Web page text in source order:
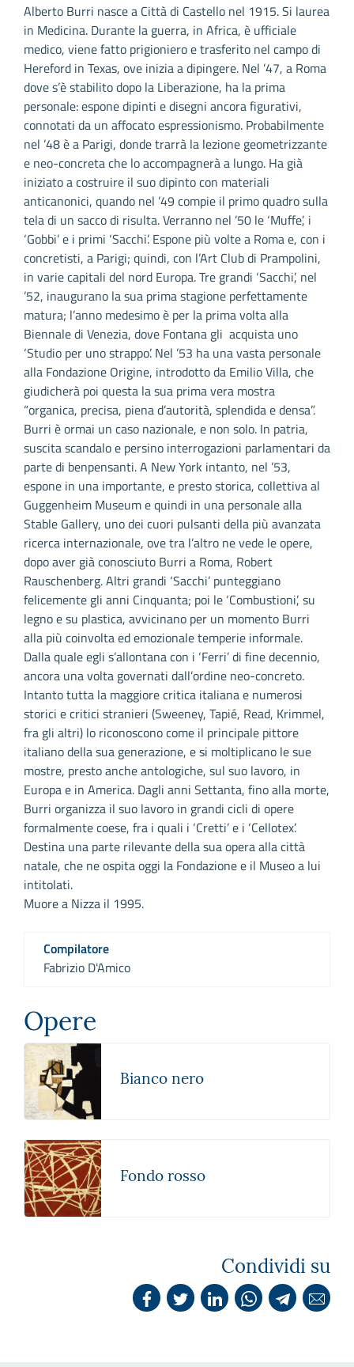
Alberto Burri nasce a Città di Castello nel 1915. Si laurea
in Medicina. Durante la guerra, in Africa, è ufficiale
medico, viene fatto prigioniero e trasferito nel campo di
Hereford in Texas, ove inizia a dipingere. Nel ’47, a Roma
dove s’è stabilito dopo la Liberazione, ha la prima
personale: espone dipinti e disegni ancora figurativi,
connotati da un affocato espressionismo. Probabilmente
nel ’48 è a Parigi, donde trarrà la lezione geometrizzante
e neo-concreta che lo accompagnerà a lungo. Ha già
iniziato a costruire il suo dipinto con materiali
anticanonici, quando nel ’49 compie il primo quadro sulla
tela di un sacco di risulta. Verranno nel ’50 le ‘Muffe’, i
‘Gobbi’ e i primi ‘Sacchi’. Espone più volte a Roma e, con i
concretisti, a Parigi; quindi, con l’Art Club di Prampolini,
in varie capitali del nord Europa. Tre grandi ‘Sacchi’, nel
’52, inaugurano la sua prima stagione perfettamente
matura; l’anno medesimo è per la prima volta alla
Biennale di Venezia, dove Fontana gli acquista uno
‘Studio per uno strappo’. Nel ’53 ha una vasta personale
alla Fondazione Origine, introdotto da Emilio Villa, che
giudicherà poi questa la sua prima vera mostra
“organica, precisa, piena d’autorità, splendida e densa”.
Burri è ormai un caso nazionale, e non solo. In patria,
suscita scandalo e persino interrogazioni parlamentari da
parte di benpensanti. A New York intanto, nel ’53,
espone in una importante, e presto storica, collettiva al
Guggenheim Museum e quindi in una personale alla
Stable Gallery, uno dei cuori pulsanti della più avanzata
ricerca internazionale, ove tra l’altro ne vede le opere,
dopo aver già conosciuto Burri a Roma, Robert
Rauschenberg. Altri grandi ‘Sacchi’ punteggiano
felicemente gli anni Cinquanta; poi le ‘Combustioni’, su
legno e su plastica, avvicinano per un momento Burri
alla più coinvolta ed emozionale temperie informale.
Dalla quale egli s’allontana con i ‘Ferri’ di fine decennio,
ancora una volta governati dall’ordine neo-concreto.
Intanto tutta la maggiore critica italiana e numerosi
storici e critici stranieri (Sweeney, Tapié, Read, Krimmel,
fra gli altri) lo riconoscono come il principale pittore
italiano della sua generazione, e si moltiplicano le sue
mostre, presto anche antologiche, sul suo lavoro, in
Europa e in America. Dagli anni Settanta, fino alla morte,
Burri organizza il suo lavoro in grandi cicli di opere
formalmente coese, fra i quali i ‘Cretti’ e i ‘Cellotex’.
Destina una parte rilevante della sua opera alla città
natale, che ne ospita oggi la Fondazione e il Museo a lui
intitolati.
Muore a Nizza il 1995.
Compilatore
Fabrizio D'Amico
Opere
Bianco nero
Fondo rosso
Condividi su